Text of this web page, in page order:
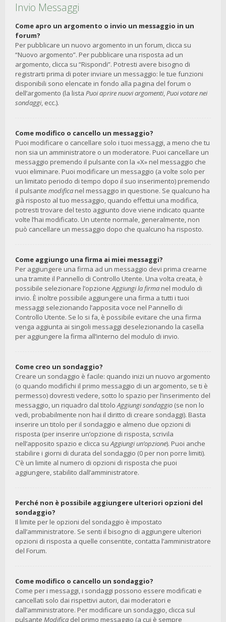
Invio Messaggi
Come apro un argomento o invio un messaggio in un
forum?
Per pubblicare un nuovo argomento in un forum, clicca su
“Nuovo argomento”. Per pubblicare una risposta ad un
argomento, clicca su “Rispondi”. Potresti avere bisogno di
registrarti prima di poter inviare un messaggio: le tue funzioni
disponibili sono elencate in fondo alla pagina del forum o
dell’argomento (la lista Puoi aprire nuovi argomenti,Puoi votare nei
sondaggi, ecc.).
Come modifico o cancello un messaggio?
Puoi modificare o cancellare solo i tuoi messaggi, a meno che tu
non sia un amministratore o un moderatore. Puoi cancellare un
messaggio premendo il pulsante con la «X» nel messaggio che
vuoi eliminare. Puoi modificare un messaggio (a volte solo per
un limitato periodo di tempo dopo il suo inserimento) premendo
il pulsante modifica nel messaggio in questione. Se qualcuno ha
già risposto al tuo messaggio, quando effettui una modifica,
potresti trovare del testo aggiunto dove viene indicato quante
volte l’hai modificato. Un utente normale, generalmente, non
può cancellare un messaggio dopo che qualcuno ha risposto.
Come aggiungo una firma ai miei messaggi?
Per aggiungere una firma ad un messaggio devi prima crearne
una tramite il Pannello di Controllo Utente. Una volta creata, è
possibile selezionare l’opzioneAggiungi la firma nel modulo di
invio. È inoltre possibile aggiungere una firma a tutti i tuoi
messaggi selezionando l’apposita voce nel Pannello di
Controllo Utente. Se lo si fa, è possibile evitare che una firma
venga aggiunta ai singoli messaggi deselezionando la casella
per aggiungere la firma all’interno del modulo di invio.
Come creo un sondaggio?
Creare un sondaggio è facile: quando inizi un nuovo argomento
(o quando modifichi il primo messaggio di un argomento, se ti è
permesso) dovresti vedere, sotto lo spazio per l’inserimento del
messaggio, un riquadro dal titoloAggiungi sondaggio (se non lo
vedi, probabilmente non hai il diritto di creare sondaggi). Basta
inserire un titolo per il sondaggio e almeno due opzioni di
risposta (per inserire un’opzione di risposta, scrivila
nell’apposito spazio e clicca suAggiungi un’opzione). Puoi anche
stabilire i giorni di durata del sondaggio (0 per non porre limiti).
C’è un limite al numero di opzioni di risposta che puoi
aggiungere, stabilito dall’amministratore.
Perché non è possibile aggiungere ulteriori opzioni del
sondaggio?
Il limite per le opzioni del sondaggio è impostato
dall’amministratore. Se senti il bisogno di aggiungere ulteriori
opzioni di risposta a quelle consentite, contatta l’amministratore
del Forum.
Come modifico o cancello un sondaggio?
Come per i messaggi, i sondaggi possono essere modificati e
cancellati solo dai rispettivi autori, dai moderatori e
dall’amministratore. Per modificare un sondaggio, clicca sul
pulsante Modifica del primo messaggio (a cui è sempre